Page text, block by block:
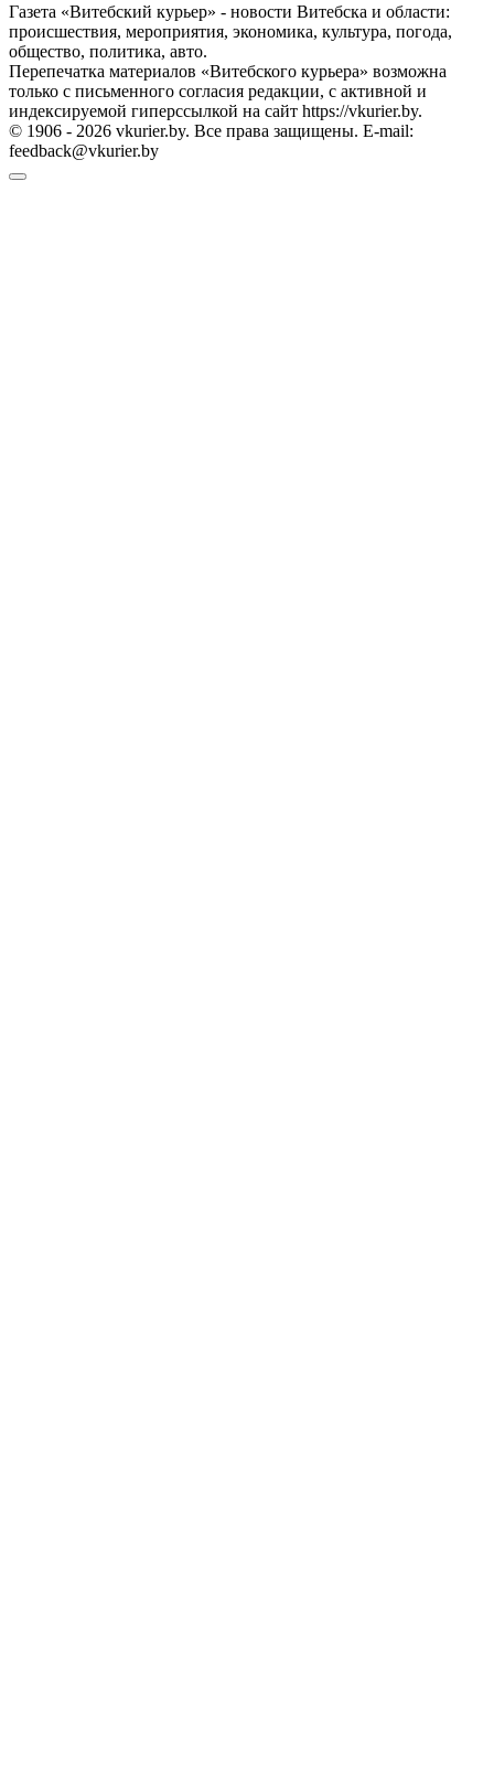
Газета «Витебский курьер» - новости Витебска и области:
происшествия, мероприятия, экономика, культура, погода,
общество, политика, авто.
Перепечатка материалов «Витебского курьера» возможна
только с письменного согласия редакции, с активной и
индексируемой гиперссылкой на сайт https://vkurier.by.
© 1906 - 2026 vkurier.by. Все права защищены. E-mail:
feedback@vkurier.by